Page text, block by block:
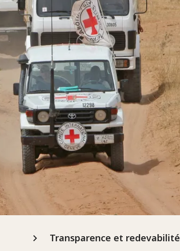
Transparence et redevabilité